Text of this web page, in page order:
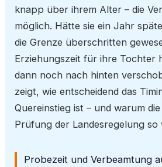
knapp über ihrem Alter – die
möglich. Hätte sie ein Jahr
die Grenze überschritten
Erziehungszeit für ihre Tochter
dann noch nach hinten
zeigt, wie entscheidend das
Quereinstieg ist – und warum
Prüfung der Landesregelung so
Probezeit und Verbeamtung